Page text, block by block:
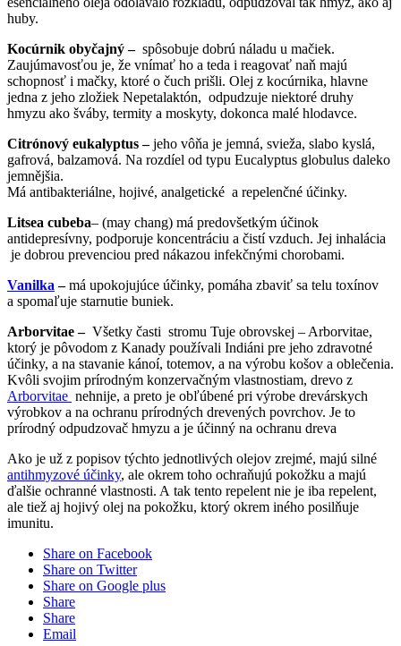
huby.
Kocúrnik obyčajný – spôsobuje dobrú náladu u mačiek.
Zaujúmavosťou je, že vnímať ho a teda i reagovať naň majú
schopnosť i mačky, ktoré o čuch prišli. Olej z kocúrnika, hlavne
jedna z jeho zložiek Nepetalaktón, odpudzuje niektoré druhy
hmyzu ako šváby, termity a moskyty, dokonca malé hlodavce.
Citrónový eukalyptus –jeho vôňa je jemná, svieža, slabo kyslá,
gafrová, balzamová. Na rozdíel od typu Eucalyptus globulus daleko
jemnějšia.
Má antibakteriálne, hojivé, analgetické a repelenčné účinky.
Litsea cubeba– (may chang) má predovšetkým účinok
antidepresívny, podporuje koncentráciu a čistí vzduch. Jej inhalácia
je dobrou prevenciou pred nákazou infekčnými chorobami.
Vanilka –má upokojujúce účinky, pomáha zbaviť sa telu toxínov
a spomaľuje starnutie buniek.
Arborvitae – Všetky časti stromu Tuje obrovskej – Arborvitae,
ktorý je pôvodom z Kanady používali Indiáni pre jeho zdravotné
účinky, a na stavanie kánoí, totemov, a na výrobu košov a oblečenia.
Kvôli svojim prírodným konzervačným vlastnostiam, drevo z
Arborvitae nehnije, a preto je obľúbené pri výrobe drevárskych
výrobkov a na ochranu prírodných drevených povrchov. Je to
prírodný odpudzovač hmyzu a je účinný na ochranu dreva
Ako je už z popisov týchto jednotlivých olejov zrejmé, majú silné
antihmyzové účinky, ale okrem toho ochraňujú pokožku a majú
ďalšie ochranné vlastnosti. A tak tento repelent nie je iba repelent,
ale tiež aj hojivý olej na pokožku, ktorý okrem iného posilňuje
imunitu.
Share on Facebook
Share on Twitter
Share on Google plus
Share
Share
Email